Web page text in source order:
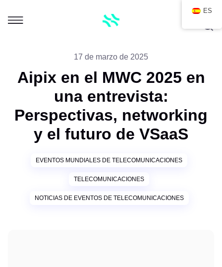
17 de marzo de 2025
Aipix en el MWC 2025 en
una entrevista:
Perspectivas, networking
y el futuro de VSaaS
EVENTOS MUNDIALES DE TELECOMUNICACIONES
TELECOMUNICACIONES
NOTICIAS DE EVENTOS DE TELECOMUNICACIONES
ES